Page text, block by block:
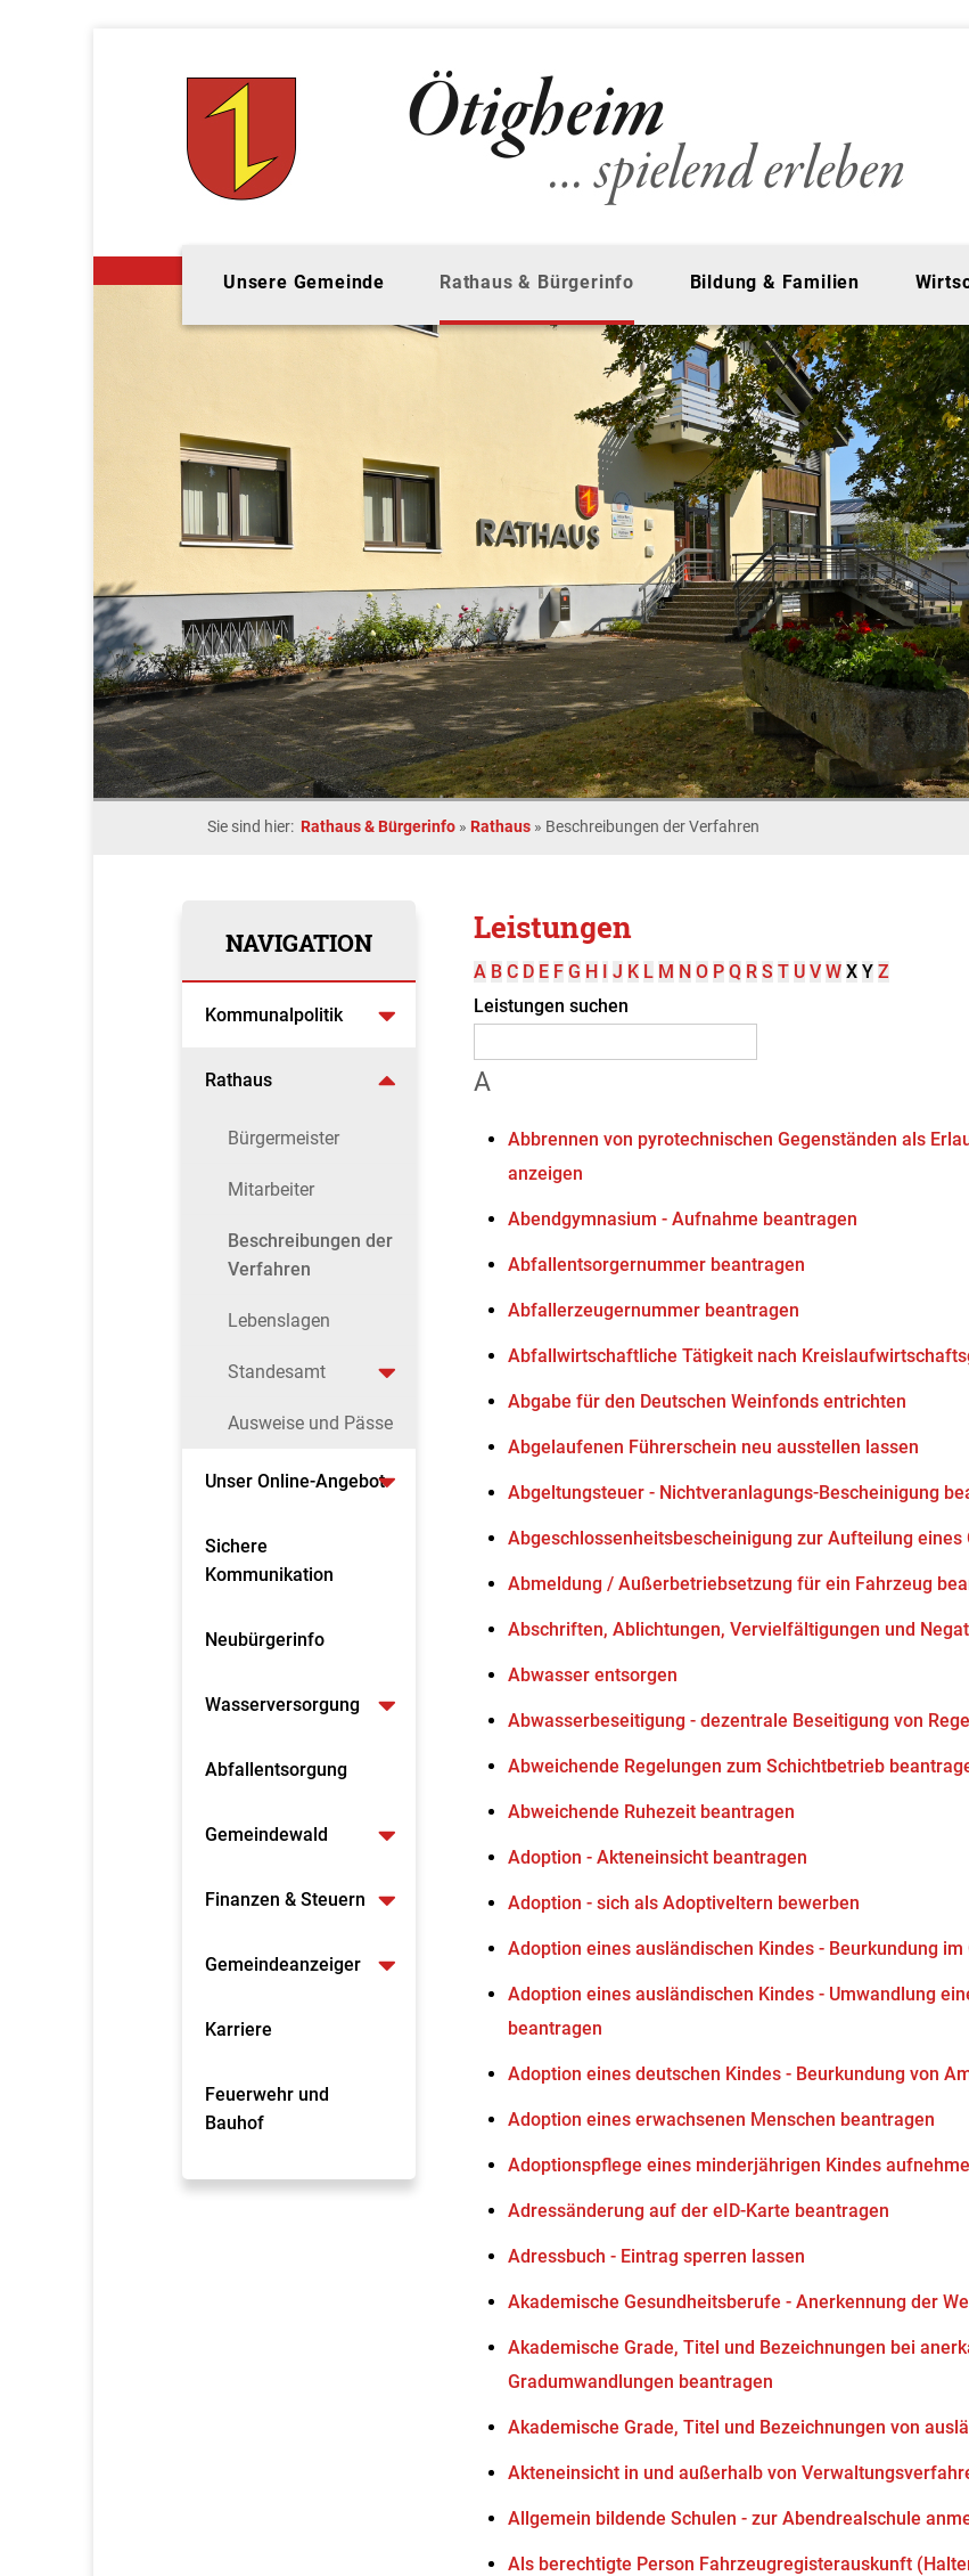
Unsere Gemeinde Rathaus & Bürgerinfo Bildung & Familien
Sie sind hier: Rathaus & Bürgerinfo » Rathaus » Beschreibungen der Verfahren
NAVIGATION
Kommunalpolitik
Rathaus
Bürgermeister
Mitarbeiter
Beschreibungen der
Verfahren
Lebenslagen
Standesamt
Ausweise und Pässe
Unser Online-Angebot
Sichere
Kommunikation
Neubürgerinfo
Wasserversorgung
Abfallentsorgung
Gemeindewald
Finanzen & Steuern
Gemeindeanzeiger
Karriere
Feuerwehr und
Bauhof
Leistungen
A B C D E F G H I J K L M N O P Q R S T U V W X Y Z
Leistungen suchen
A
Abbrennen von pyrotechnischen Gegenständen als
anzeigen
Abendgymnasium - Aufnahme beantragen
Abfallentsorgernummer beantragen
Abfallerzeugernummer beantragen
Abfallwirtschaftliche Tätigkeit nach
Abgabe für den Deutschen Weinfonds entrichten
Abgelaufenen Führerschein neu ausstellen lassen
Abgeltungsteuer - Nichtveranlagungs-Bescheinigung
Abgeschlossenheitsbescheinigung zur Aufteilung eines
Abmeldung / Außerbetriebsetzung für ein Fahrzeug
Abschriften, Ablichtungen, Vervielfältigungen und
Abwasser entsorgen
Abwasserbeseitigung - dezentrale Beseitigung von
Abweichende Regelungen zum Schichtbetrieb
Abweichende Ruhezeit beantragen
Adoption - Akteneinsicht beantragen
Adoption - sich als Adoptiveltern bewerben
Adoption eines ausländischen Kindes - Beurkundung
Adoption eines ausländischen Kindes - Umwandlung
beantragen
Adoption eines deutschen Kindes - Beurkundung von
Adoption eines erwachsenen Menschen beantragen
Adoptionspflege eines minderjährigen Kindes
Adressänderung auf der eID-Karte beantragen
Adressbuch - Eintrag sperren lassen
Akademische Gesundheitsberufe - Anerkennung der
Akademische Grade, Titel und Bezeichnungen bei
Gradumwandlungen beantragen
Akademische Grade, Titel und Bezeichnungen von
Akteneinsicht in und außerhalb von
Allgemein bildende Schulen - zur Abendrealschule
Als berechtigte Person Fahrzeugregisterauskunft